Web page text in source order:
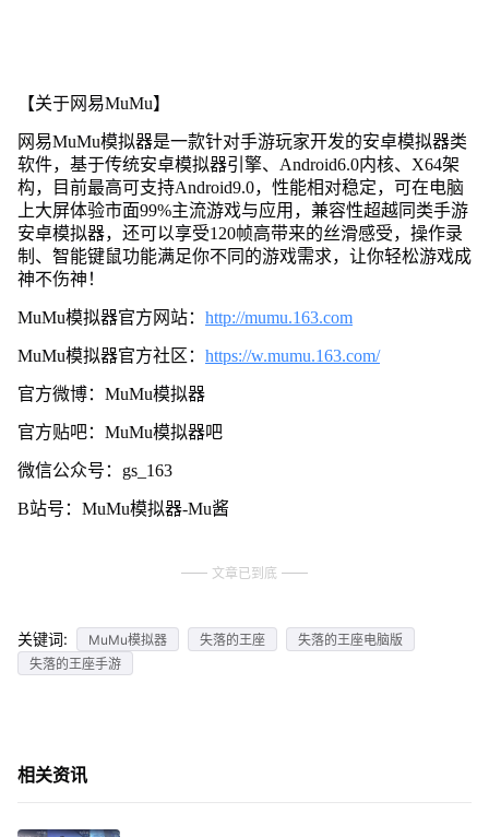
【关于网易MuMu】
网易MuMu模拟器是一款针对手游玩家开发的安卓模拟器类
软件，基于传统安卓模拟器引擎、Android6.0内核、X64架
构，目前最高可支持Android9.0，性能相对稳定，可在电脑
上大屏体验市面99%主流游戏与应用，兼容性超越同类手游
安卓模拟器，还可以享受120帧高带来的丝滑感受，操作录
制、智能键鼠功能满足你不同的游戏需求，让你轻松游戏成
神不伤神！
MuMu模拟器官方网站： http://mumu.163.com
MuMu模拟器官方社区： https://w.mumu.163.com/
官方微博：MuMu模拟器
官方贴吧：MuMu模拟器吧
微信公众号：gs_163
B站号：MuMu模拟器-Mu酱
文章已到底
关键词: MuMu模拟器 失落的王座
失落的王座电脑版
失落的王座手游
相关资讯